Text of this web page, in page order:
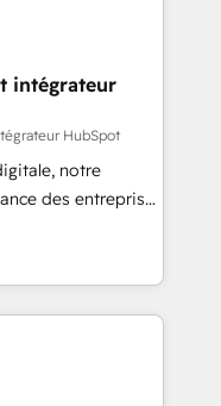
to deeply
mission
full potential
we equip
with confidence
intégrateur
HubSpot
notre
des entreprises
clients,
des revenus
à
des ETI
digitale et des